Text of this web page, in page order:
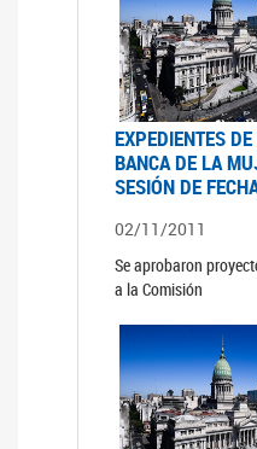
EXPEDIENTES
BANCA DE LA
SESIÓN DE
02/11/2011
Se aprobaron
a la Comisión